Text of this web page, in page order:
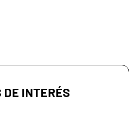
DE INTERÉS